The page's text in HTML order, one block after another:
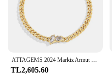
ATTAGEMS 2024 Markiz Armut Mükemmel Kesim 0.9CTW Mozanit Bilezik Adam Kadınlar için D VVS1 Gerçek S925 Gümüş Küba Zincir Parti Hediye
TL2,605.60